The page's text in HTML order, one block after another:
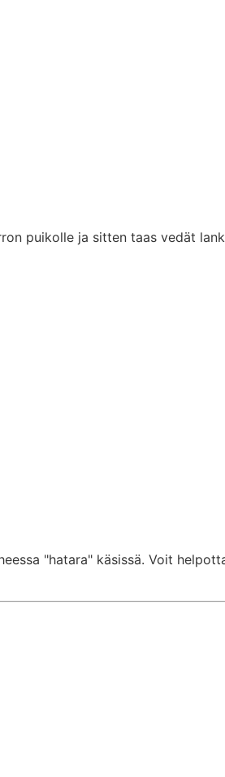
puikolle ja sitten taas vedät
"hatara" käsissä. Voit